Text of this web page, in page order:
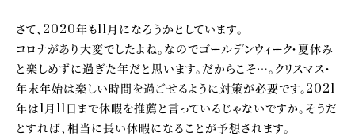
さて、2020年も11月になろうかとしています。
コロナがあり大変でしたよね。なのでゴールデンウィーク・夏休み
と楽しめずに過ぎた年だと思います。だからこそ…。クリスマス・
年末年始は楽しい時間を過ごせるように対策が必要です。2021
年は1月11日まで休暇を推薦と言っているじゃないですか。そうだ
とすれば、相当に長い休暇になることが予想されます。